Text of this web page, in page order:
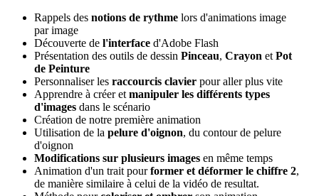
Rappels des notions de rythme lors d'animations image
par image
Découverte de l'interface d'Adobe Flash
Présentation des outils de dessin Pinceau, Crayon et Pot
de Peinture
Personnaliser les raccourcis clavier pour aller plus vite
Apprendre à créer et manipuler les différents types
d'images dans le scénario
Création de notre première animation
Utilisation de la pelure d'oignon, du contour de pelure
d'oignon
Modifications sur plusieurs images en même temps
Animation d'un trait pourformer et déformer le chiffre 2,
de manière similaire à celui de la vidéo de resultat.